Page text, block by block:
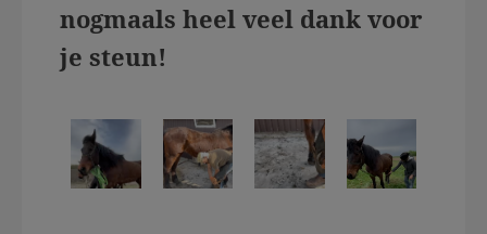
nogmaals heel veel dank voor
je steun!